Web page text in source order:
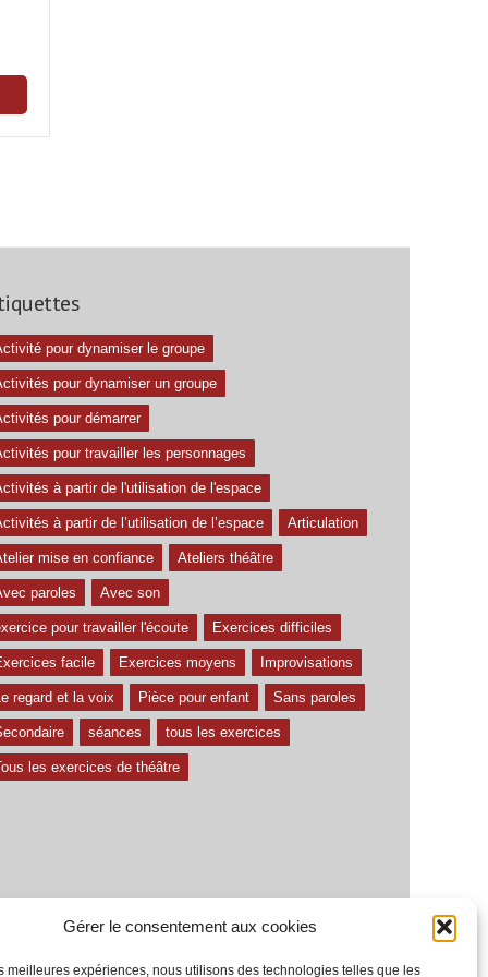
Gérer le consentement aux cookies
meilleures expériences, nous utilisons des technologies telles que les
pour dynamiser le groupe
pour dynamiser un groupe
pour démarrer
pour travailler les personnages
à partir de l'utilisation de l'espace
à partir de l’utilisation de l’espace Articulation
mise en confiance Ateliers théâtre
paroles Avec son
pour travailler l'écoute Exercices difficiles
facile Exercices moyens Improvisations
regard et la voix Pièce pour enfant Sans paroles
séances tous les exercices
les exercices de théâtre